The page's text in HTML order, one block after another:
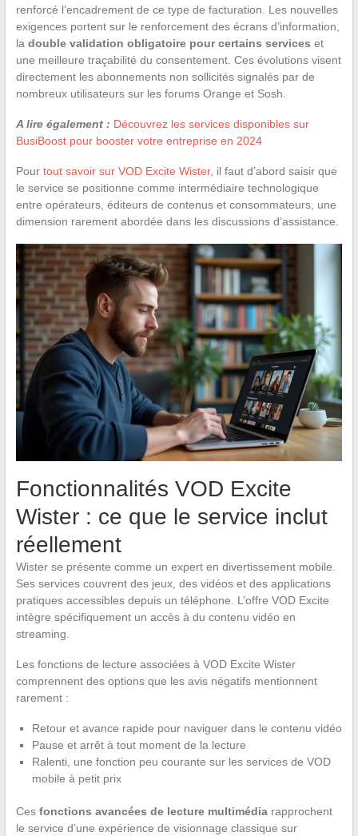
renforcé l’encadrement de ce type de facturation. Les nouvelles
exigences portent sur le renforcement des écrans d’information,
la double validation obligatoire pour certains services et
une meilleure traçabilité du consentement. Ces évolutions visent
directement les abonnements non sollicités signalés par de
nombreux utilisateurs sur les forums Orange et Sosh.
A lire également : Découvrez les services disponibles sur
BusiBoost pour booster votre entreprise en 2024
Pour tout savoir sur VOD Excite Wister, il faut d’abord saisir que
le service se positionne comme intermédiaire technologique
entre opérateurs, éditeurs de contenus et consommateurs, une
dimension rarement abordée dans les discussions d’assistance.
Fonctionnalités VOD Excite
Wister : ce que le service inclut
réellement
Wister se présente comme un expert en divertissement mobile.
Ses services couvrent des jeux, des vidéos et des applications
pratiques accessibles depuis un téléphone. L’offre VOD Excite
intègre spécifiquement un accès à du contenu vidéo en
streaming.
Les fonctions de lecture associées à VOD Excite Wister
comprennent des options que les avis négatifs mentionnent
rarement :
Retour et avance rapide pour naviguer dans le contenu vidéo
Pause et arrêt à tout moment de la lecture
Ralenti, une fonction peu courante sur les services de VOD
mobile à petit prix
Ces fonctions avancées de lecture multimédiarapprochent
le service d’une expérience de visionnage classique sur